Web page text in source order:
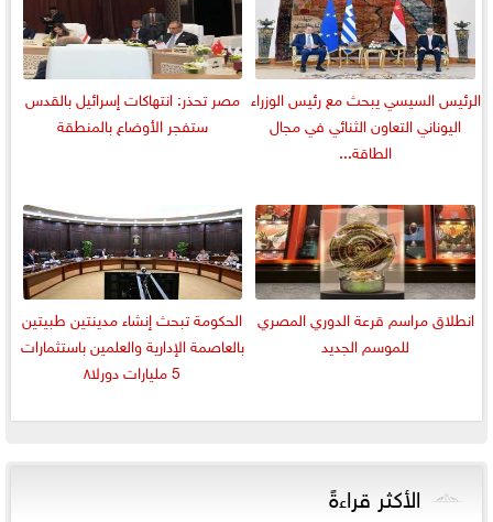
الرئيس السيسي يبحث مع رئيس الوزراء
اليوناني التعاون الثنائي في مجال
الطاقة...
مصر تحذر: انتهاكات إسرائيل بالقدس
ستفجر الأوضاع بالمنطقة
انطلاق مراسم قرعة الدوري المصري
للموسم الجديد
الحكومة تبحث إنشاء مدينتين طبيتين
بالعاصمة الإدارية والعلمين باستثمارات
5 مليارات دورلا٨
الأكثر قراءةً